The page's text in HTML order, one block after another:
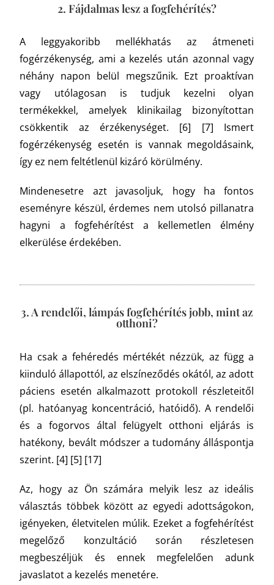
2. Fájdalmas lesz a fogfehérítés?
A leggyakoribb mellékhatás az átmeneti
fogérzékenység, ami a kezelés után azonnal vagy
néhány napon belül megszűnik. Ezt proaktívan
vagy utólagosan is tudjuk kezelni olyan
termékekkel, amelyek klinikailag bizonyítottan
csökkentik az érzékenységet. [6] [7] Ismert
fogérzékenység esetén is vannak megoldásaink,
így ez nem feltétlenül kizáró körülmény.
Mindenesetre azt javasoljuk, hogy ha fontos
eseményre készül, érdemes nem utolsó pillanatra
hagyni a fogfehérítést a kellemetlen élmény
elkerülése érdekében.
3. A rendelői, lámpás fogfehérítés jobb, mint az
otthoni?
Ha csak a fehéredés mértékét nézzük, az függ a
kiinduló állapottól, az elszíneződés okától, az adott
páciens esetén alkalmazott protokoll részleteitől
(pl. hatóanyag koncentráció, hatóidő). A rendelői
és a fogorvos által felügyelt otthoni eljárás is
hatékony, bevált módszer a tudomány álláspontja
szerint. [4] [5] [17]
Az, hogy az Ön számára melyik lesz az ideális
választás többek között az egyedi adottságokon,
igényeken, életvitelen múlik. Ezeket a fogfehérítést
megelőző konzultáció során részletesen
megbeszéljük és ennek megfelelően adunk
javaslatot a kezelés menetére.